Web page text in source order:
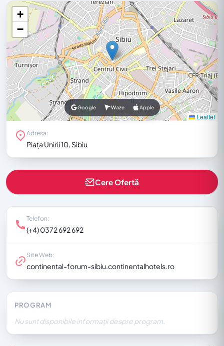
+
−
Leaflet
Google Waze Apple
Adresa:
Piața Unirii 10, Sibiu
Cere Ofertă
Telefon:
(+4) 0372 692 692
Site Web:
continental-forum-sibiu.continentalhotels.ro
PROGRAM
Nu sunt disponibile informații despre program.